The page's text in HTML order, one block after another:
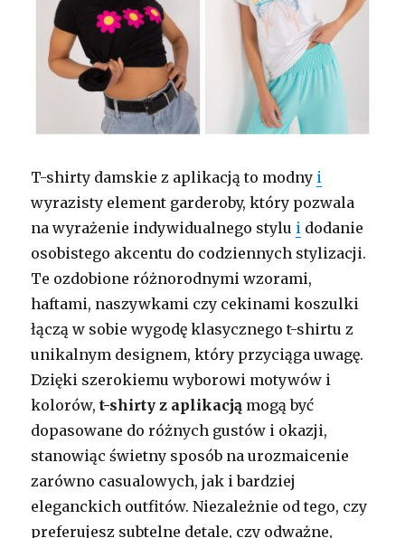
T-shirty damskie z aplikacją to modny i
wyrazisty element garderoby, który pozwala
na wyrażenie indywidualnego stylu i dodanie
osobistego akcentu do codziennych stylizacji.
Te ozdobione różnorodnymi wzorami,
haftami, naszywkami czy cekinami koszulki
łączą w sobie wygodę klasycznego t-shirtu z
unikalnym designem, który przyciąga uwagę.
Dzięki szerokiemu wyborowi motywów i
kolorów,t-shirty z aplikacją mogą być
dopasowane do różnych gustów i okazji,
stanowiąc świetny sposób na urozmaicenie
zarówno casualowych, jak i bardziej
eleganckich outfitów. Niezależnie od tego, czy
preferujesz subtelne detale, czy odważne,